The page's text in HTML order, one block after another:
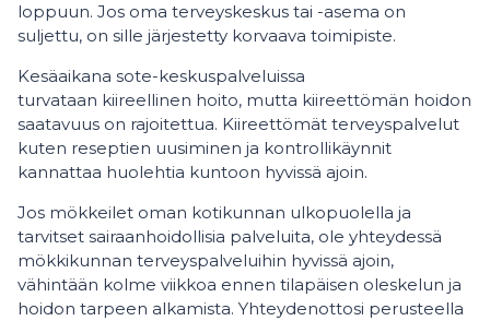
loppuun. Jos oma terveyskeskus tai -asema on
suljettu, on sille järjestetty korvaava toimipiste.
Kesäaikana sote-keskuspalveluissa
turvataan kiireellinen hoito, mutta kiireettömän hoidon
saatavuus on rajoitettua. Kiireettömät terveyspalvelut
kuten reseptien uusiminen ja kontrollikäynnit
kannattaa huolehtia kuntoon hyvissä ajoin.
Jos mökkeilet oman kotikunnan ulkopuolella ja
tarvitset sairaanhoidollisia palveluita, ole yhteydessä
mökkikunnan terveyspalveluihin hyvissä ajoin,
vähintään kolme viikkoa ennen tilapäisen oleskelun ja
hoidon tarpeen alkamista. Yhteydenottosi perusteella